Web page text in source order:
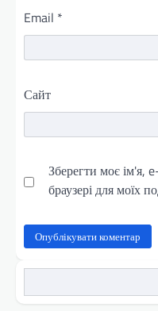
Email *
Сайт
Зберегти моє ім'я,
браузері для моїх